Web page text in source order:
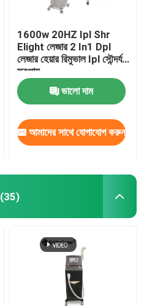
1600w 20HZ Ipl Shr
Elight লেজার 2 In1 Dpl
লেজার হেয়ার রিমুভাল Ipl সৌন্দর্য
সরঞ্জাম
ভালো দাম
আমাদের সাথে যোগাযোগ করুন
(35)